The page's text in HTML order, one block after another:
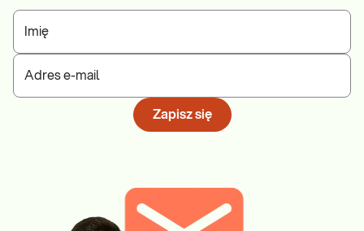
Imię
Adres e-mail
Zapisz się